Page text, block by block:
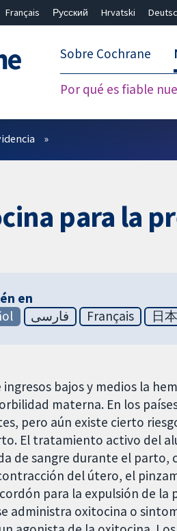
Français Русский Hrvatski
Sobre Cochrane
Por qué es fiable
para la
en
فارسی Français 日
ingresos bajos y medios la
materna. En los
pero aún existe cierto
El tratamiento activo del
de sangre durante el
del útero, el
para la expulsión de la
administra oxitocina o